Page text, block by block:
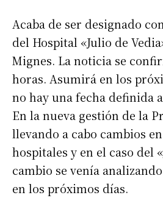
Acaba de ser designado
del Hospital «Julio de
Mignes. La noticia se
horas. Asumirá en los
no hay una fecha definida
En la nueva gestión de la
llevando a cabo cambios
hospitales y en el caso del
cambio se venía
en los próximos días.